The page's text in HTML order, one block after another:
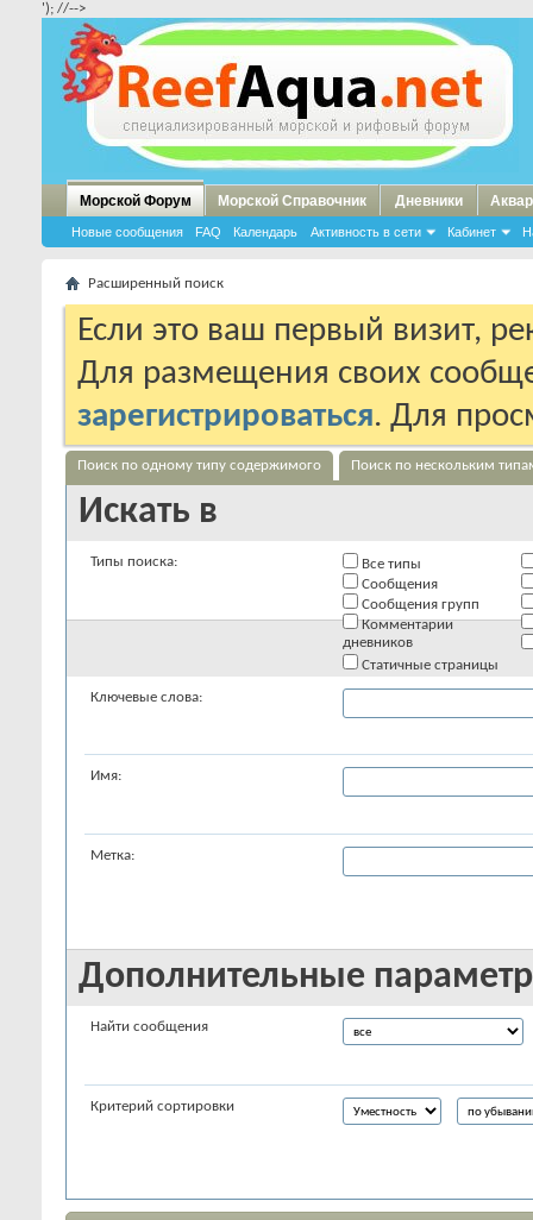
'); //-->
Морской Форум
Новые сообщения FAQ Календарь Активность в сети Кабинет
Морской Справочник Дневники
Расширенный поиск
Если это ваш первый визит,
Для размещения своих
зарегистрироваться. Для
Поиск по одному типу содержимого Поиск по нескольким
Искать в
Типы поиска:
Все типы
Сообщения
Сообщения групп
Комментарии
дневников
Статичные страницы
Ключевые слова:
Имя:
Метка:
Дополнительные
Найти сообщения
Критерий сортировки